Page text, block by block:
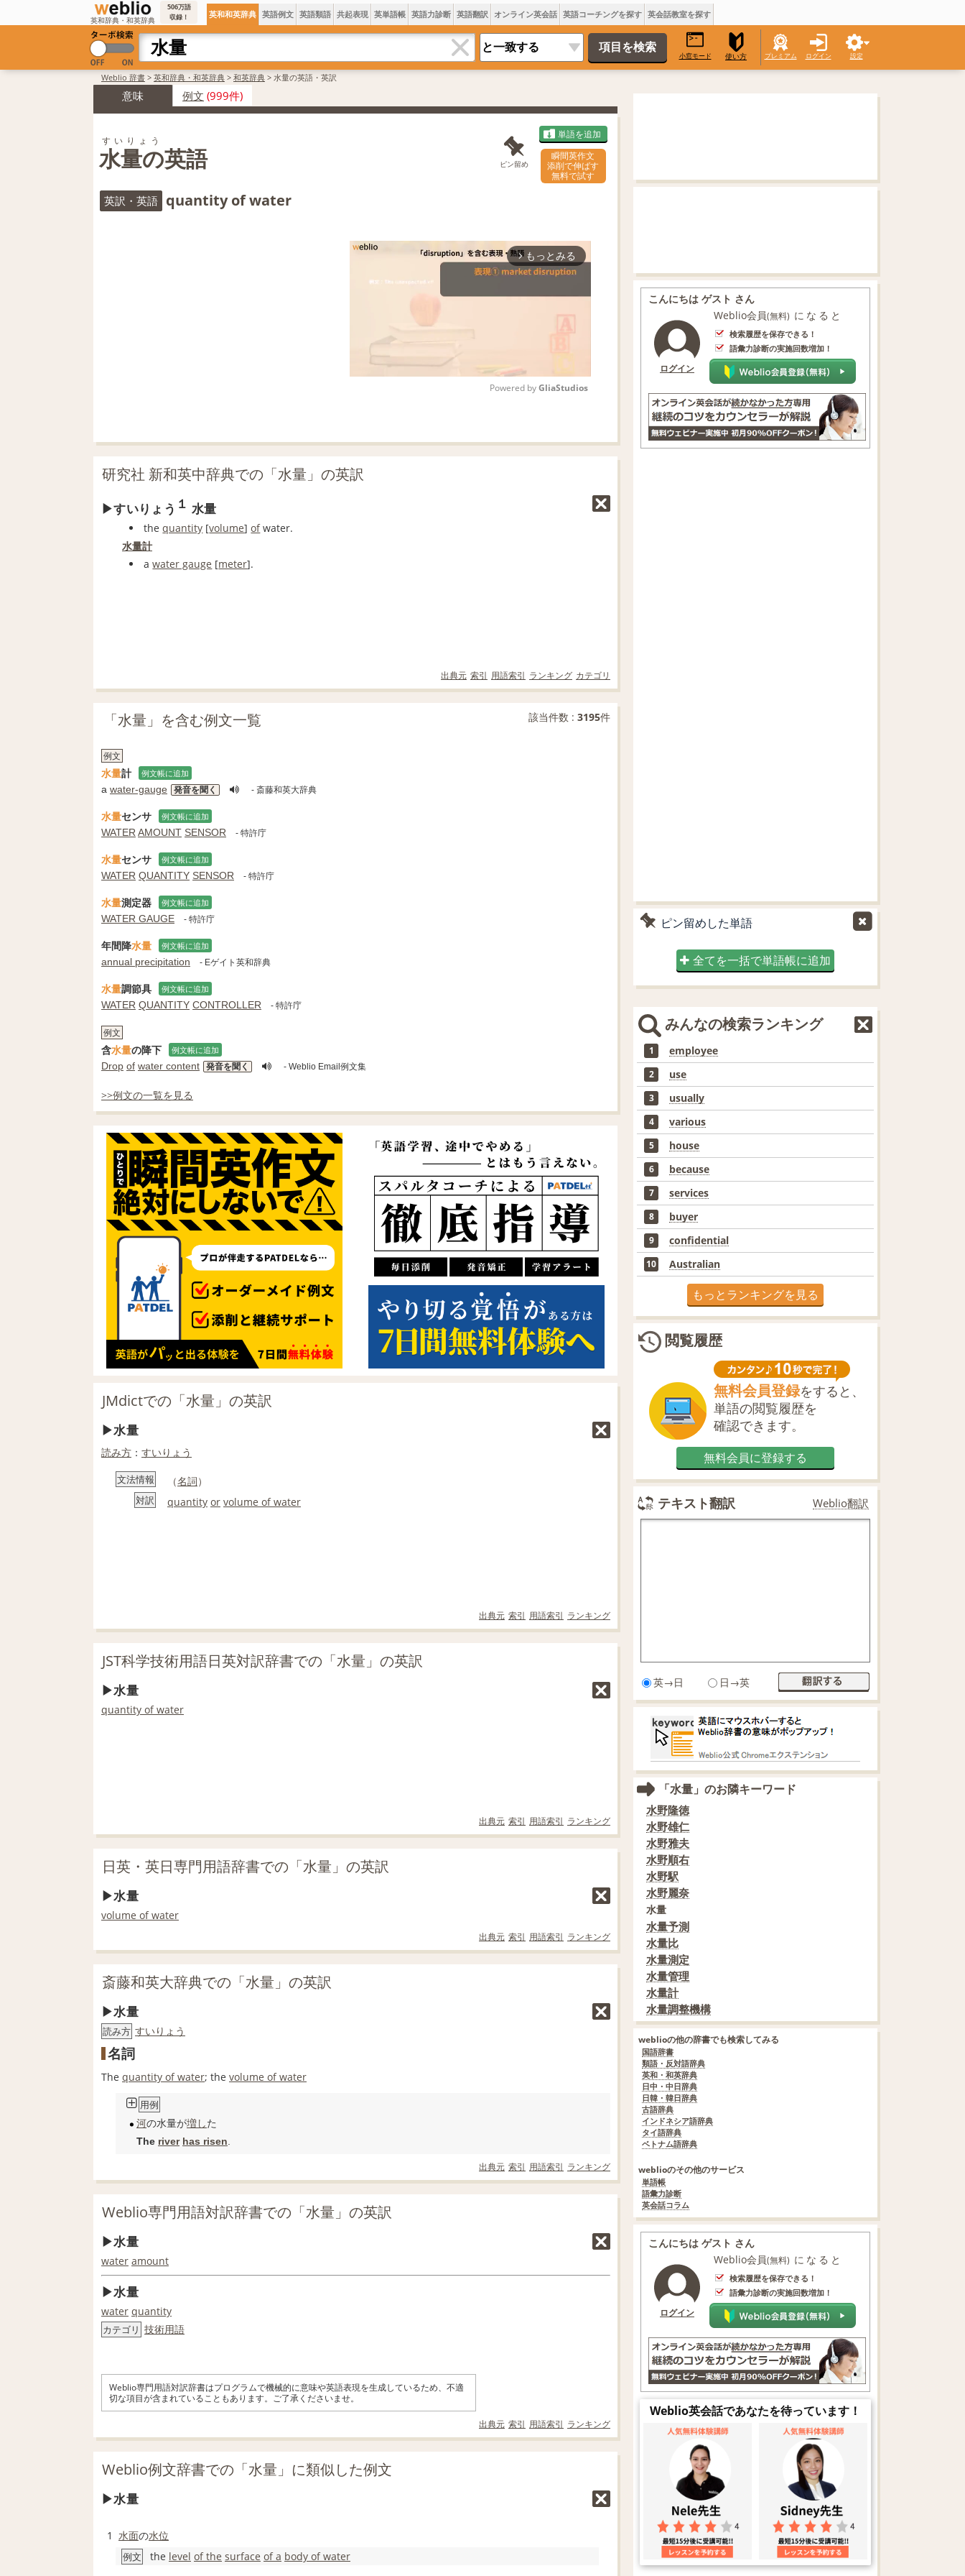
英和辞典・和英辞典
506万語
収録！
英和和英辞典 英語例文 英語類語 共起表現 英単語帳 英語力診断 英語翻訳 オンライン英会話 英語コーチングを探す 英会話教室を探す
小窓モード 使い方 プレミアム ログイン 設定
Weblio 辞書 > 英和辞典・和英辞典 > 和英辞典 > 水量の英語・英訳
意味 例文 (999件)
水量の英語
すいりょう
ピン留め
単語を追加
瞬間英作文
添削で伸ばす
無料で試す
英訳・英語 quantity of water
arrow_forward_ios もっとみる
Powered by GliaStudios
研究社 新和英中辞典での「水量」の英訳
すいりょう １ 水量
thequantity [volume]ofwater.
水量計
awater gauge [meter].
出典元 索引 用語索引 ランキング カテゴリ
「水量」を含む例文一覧 該当件数 : 3195件
例文
水量計 例文帳に追加
a water-gauge 発音を聞く - 斎藤和英大辞典
水量センサ 例文帳に追加
WATER AMOUNT SENSOR - 特許庁
水量センサ 例文帳に追加
WATER QUANTITY SENSOR - 特許庁
水量測定器 例文帳に追加
WATER GAUGE - 特許庁
年間降水量 例文帳に追加
annual precipitation - Eゲイト英和辞典
水量調節具 例文帳に追加
WATER QUANTITY CONTROLLER - 特許庁
例文
含水量の降下 例文帳に追加
Drop of water content 発音を聞く - Weblio Email例文集
>>例文の一覧を見る
JMdictでの「水量」の英訳
水量
読み方 ： すいりょう
文法情報 （名詞）
対訳 quantity or volume of water
出典元 索引 用語索引 ランキング
JST科学技術用語日英対訳辞書での「水量」の英訳
水量
quantity of water
出典元 索引 用語索引 ランキング
日英・英日専門用語辞書での「水量」の英訳
水量
volume of water
出典元 索引 用語索引 ランキング
斎藤和英大辞典での「水量」の英訳
水量
読み方 すいりょう
名詞
The quantity of water; the volume of water
用例
河の水量が増した
The river has risen
出典元 索引 用語索引 ランキング
Weblio専門用語対訳辞書での「水量」の英訳
水量
water amount
水量
water quantity
カテゴリ 技術用語
Weblio専門用語対訳辞書はプログラムで機械的に意味や英語表現を生成しているため、不適
切な項目が含まれていることもあります。ご了承くださいませ。
出典元 索引 用語索引 ランキング
Weblio例文辞書での「水量」に類似した例文
水量
1 水面の水位
例文 the level of the surface of a body of water
こんにちは ゲスト さん
ログイン
Weblio会員(無料) になると
検索履歴を保存できる！
語彙力診断の実施回数増加！
ピン留めした単語
全てを一括で単語帳に追加
みんなの検索ランキング
1 employee
2 use
3 usually
4 various
5 house
6 because
7 services
8 buyer
9 confidential
10 Australian
もっとランキングを見る
閲覧履歴
無料会員登録をすると、
単語の閲覧履歴を
確認できます。
無料会員に登録する
テキスト翻訳 Weblio翻訳
英→日 日→英
「水量」のお隣キーワード
水野隆徳
水野雄仁
水野雅夫
水野順右
水野駅
水野麗奈
水量
水量予測
水量比
水量測定
水量管理
水量計
水量調整機構
weblioの他の辞書でも検索してみる
国語辞書
類語・反対語辞典
英和・和英辞典
日中・中日辞典
日韓・韓日辞典
古語辞典
インドネシア語辞典
タイ語辞典
ベトナム語辞典
weblioのその他のサービス
単語帳
語彙力診断
英会話コラム
こんにちは ゲスト さん
ログイン
Weblio会員(無料) になると
検索履歴を保存できる！
語彙力診断の実施回数増加！
Weblio英会話であなたを待っています！